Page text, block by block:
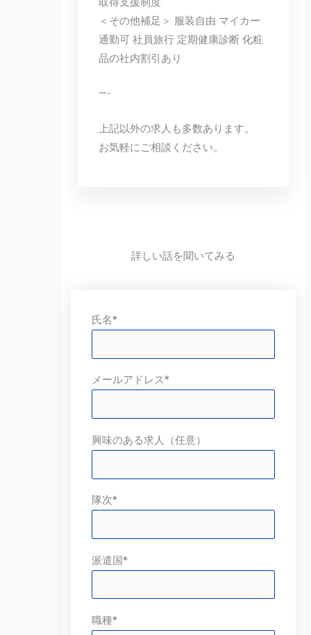
＜その他補足＞ 服装自由 マイカー
通勤可 社員旅行 定期健康診断 化粧
品の社内割引あり
—-
上記以外の求人も多数あります。
お気軽にご相談ください。
詳しい話を聞いてみる
氏名*
メールアドレス*
興味のある求人（任意）
隊次*
派遣国*
職種*